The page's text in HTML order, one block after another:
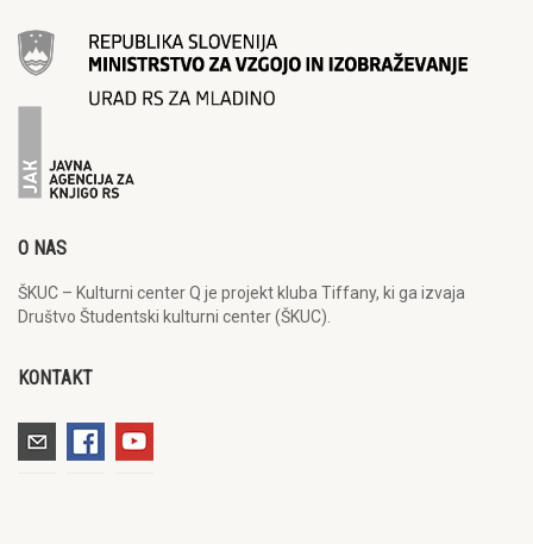
O NAS
ŠKUC – Kulturni center Q je projekt kluba Tiffany, ki ga izvaja
Društvo Študentski kulturni center (ŠKUC).
KONTAKT